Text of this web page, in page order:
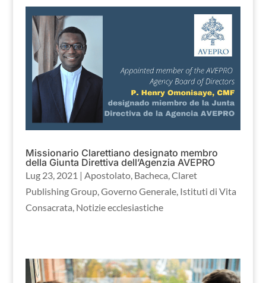
Missionario Clarettiano designato membro
della Giunta Direttiva dell’Agenzia AVEPRO
Lug 23, 2021 | Apostolato, Bacheca Claret
Publishing Group, Governo Generale, Istituti di Vita
Consacrata Notizie ecclesiastiche